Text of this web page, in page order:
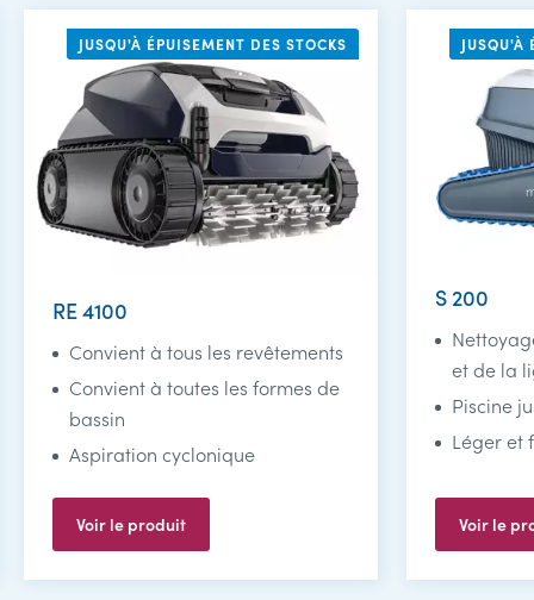
JUSQU'À ÉPUISEMENT DES STOCKS
RE 4100
Convient à tous les revêtements
Convient à toutes les formes de
bassin
Aspiration cyclonique
Voir le produit
JUSQU'À
S 200
et de la
Piscine
Léger et
Voir le